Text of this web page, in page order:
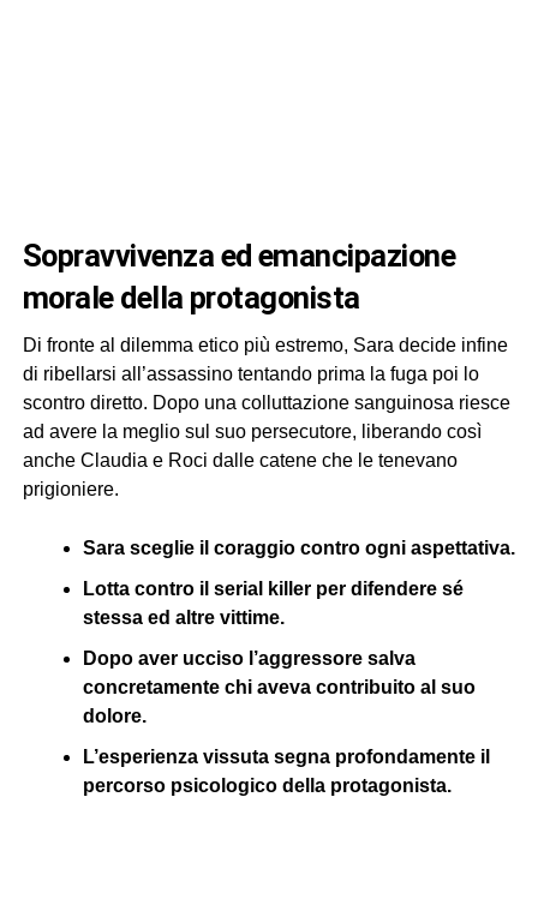
sopravvivenza ed emancipazione
morale della protagonista
Di fronte al dilemma etico più estremo, Sara decide infine
di ribellarsi all’assassino tentando prima la fuga poi lo
scontro diretto. Dopo una colluttazione sanguinosa riesce
ad avere la meglio sul suo persecutore, liberando così
anche Claudia e Roci dalle catene che le tenevano
prigioniere.
Sara sceglie il coraggio contro ogni aspettativa.
Lotta contro il serial killer per difendere sé
stessa ed altre vittime.
Dopo aver ucciso l’aggressore salva
concretamente chi aveva contribuito al suo
dolore.
L’esperienza vissuta segna profondamente il
percorso psicologico della protagonista.